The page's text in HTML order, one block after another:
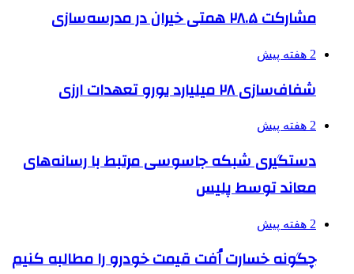
مشارکت ۲۸.۵ همتی خیران در مدرسه‌سازی
2 هفته پیش
شفاف‌سازی ۲۸ میلیارد یورو تعهدات ارزی
2 هفته پیش
دستگیری شبکه جاسوسی مرتبط با رسانه‌های
معاند توسط پلیس
2 هفته پیش
چگونه خسارت اُفت قیمت خودرو را مطالبه کنیم